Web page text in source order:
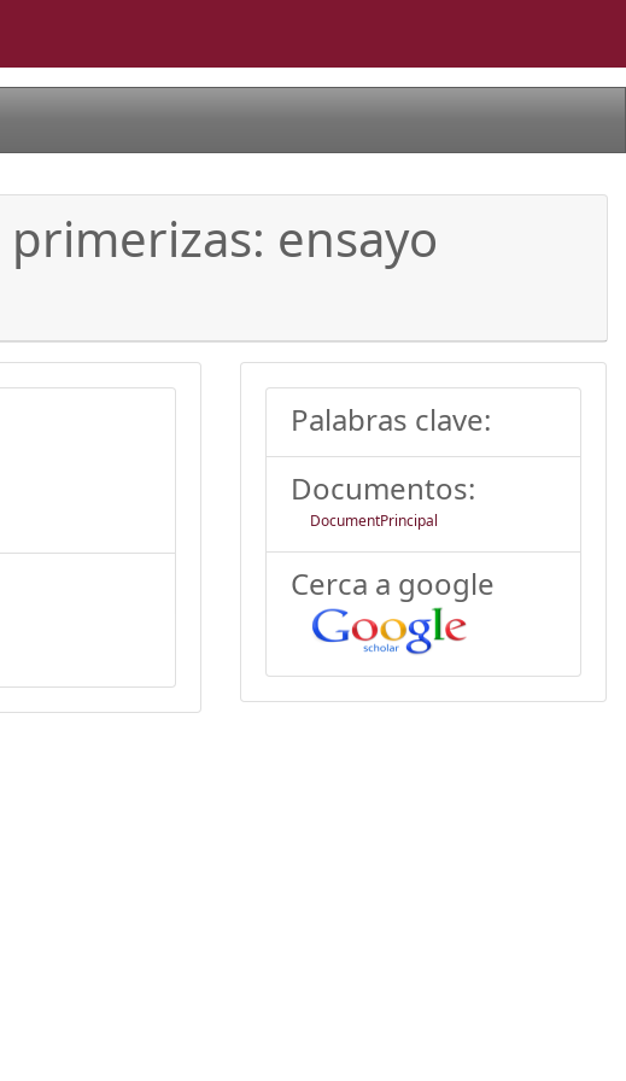
ensayo
Palabras clave:
Documentos:
DocumentPrincipal
Cerca a google